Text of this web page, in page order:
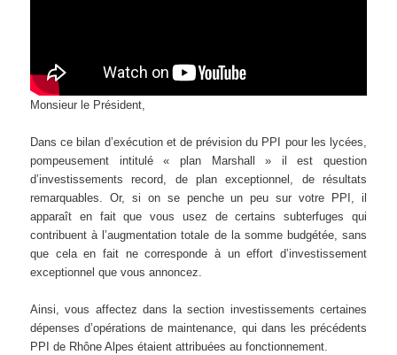
Monsieur le Président,
Dans ce bilan d’exécution et de prévision du PPI pour les lycées,
pompeusement intitulé « plan Marshall » il est question
d’investissements record, de plan exceptionnel, de résultats
remarquables. Or, si on se penche un peu sur votre PPI, il
apparaît en fait que vous usez de certains subterfuges qui
contribuent à l’augmentation totale de la somme budgétée, sans
que cela en fait ne corresponde à un effort d’investissement
exceptionnel que vous annoncez.
Ainsi, vous affectez dans la section investissements certaines
dépenses d’opérations de maintenance, qui dans les précédents
PPI de Rhône Alpes étaient attribuées au fonctionnement.